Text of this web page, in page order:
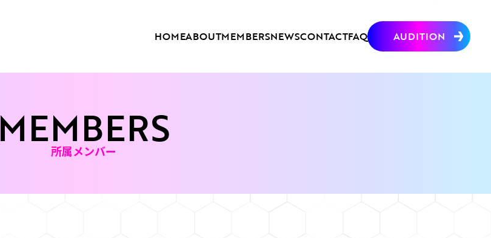
HOMEABOUTMEMBERSNEWSCONTACTFAQ AUDITION
MEMBERS
所属メンバー